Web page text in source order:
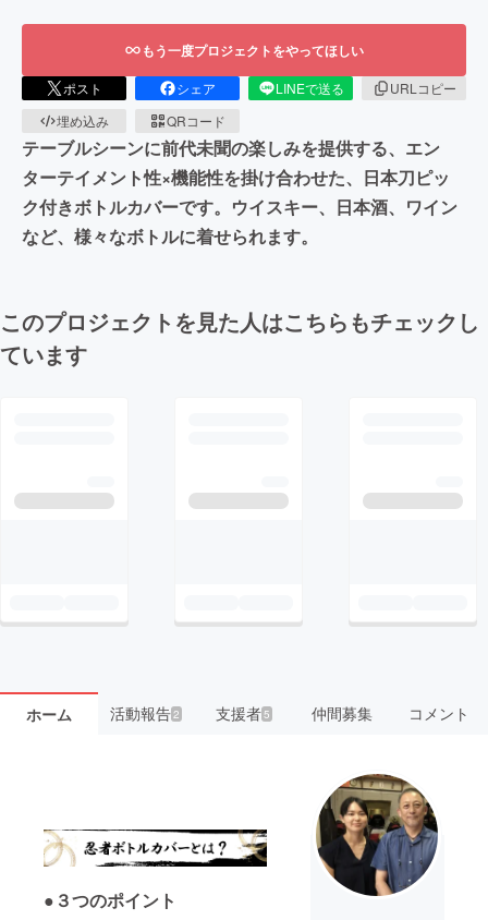
もう一度プロジェクトをやってほしい
ポスト シェア LINEで送る
URLコピー
埋め込み
QRコード
テーブルシーンに前代未聞の楽しみを提供する、エン
ターテイメント性×機能性を掛け合わせた、日本刀ピッ
ク付きボトルカバーです。ウイスキー、日本酒、ワイン
など、様々なボトルに着せられます。
このプロジェクトを見た人はこちらもチェックし
ています
ホーム 活動報告2 支援者5 仲間募集 コメント
●３つのポイント